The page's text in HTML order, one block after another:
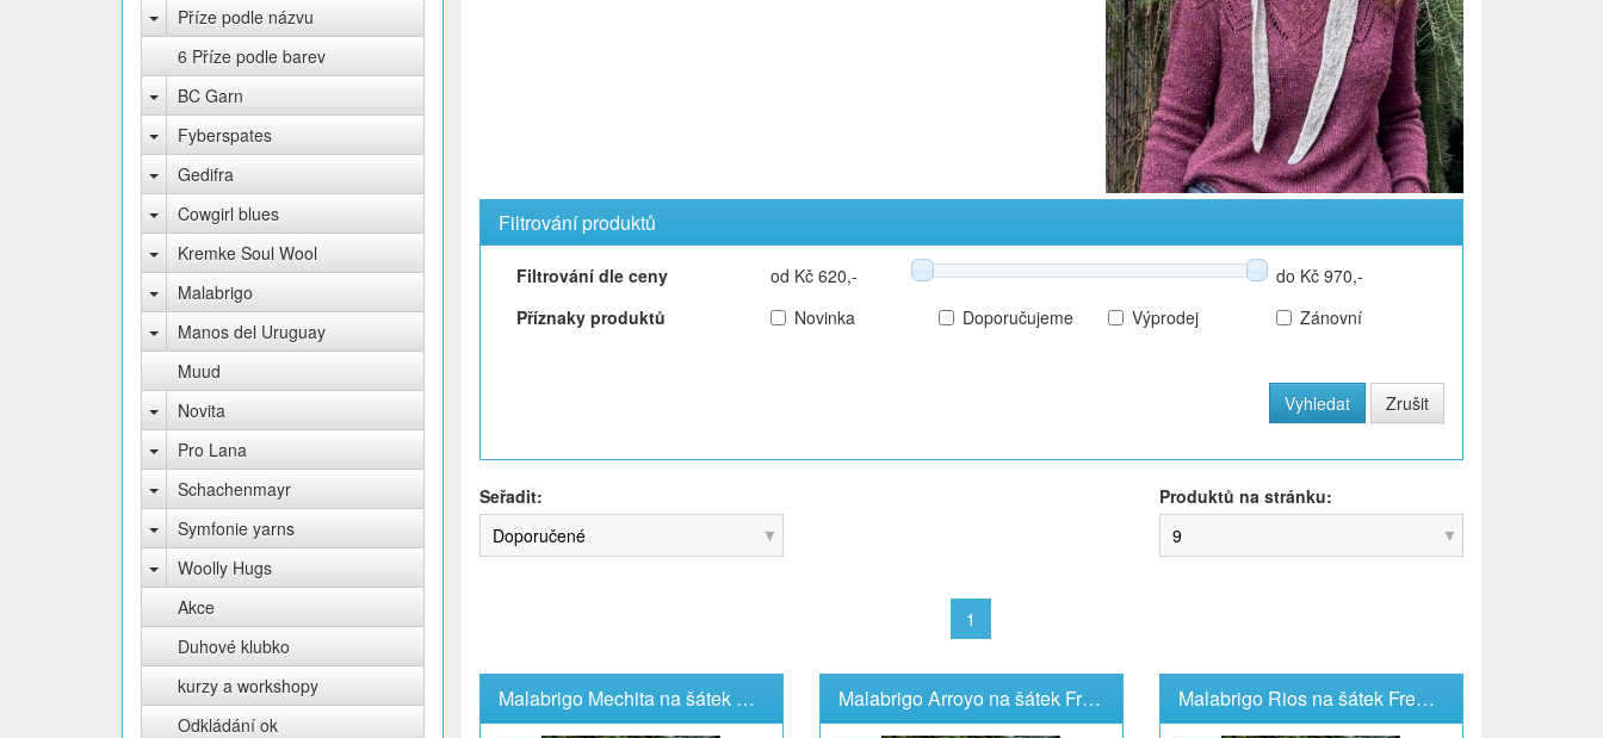
Příze podle názvu
6 Příze podle barev
BC Garn
Fyberspates
Gedifra
Cowgirl blues
Kremke Soul Wool
Malabrigo
Manos del Uruguay
Muud
Novita
Pro Lana
Schachenmayr
Symfonie yarns
Woolly Hugs
Akce
Duhové klubko
kurzy a workshopy
Odkládání ok
Filtrování produktů
Filtrování dle ceny od Kč 620,-
do Kč 970,-
Příznaky produktů
Novinka Doporučujeme Výprodej Zánovní
Seřadit:
Doporučené
Produktů na stránku:
9
1
Malabrigo Mechita na šátek Freya Malabrigo Arroyo na šátek Freya Malabrigo Rios na šátek Freya 2 přadena